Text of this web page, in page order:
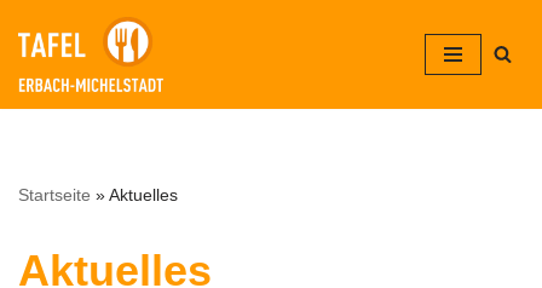
Zum
Inhalt
Startseite »Aktuelles
Aktuelles